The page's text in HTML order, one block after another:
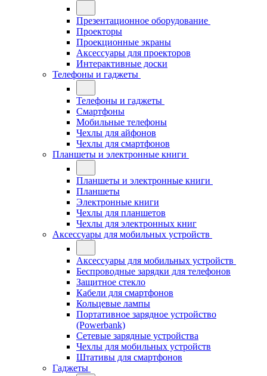
Презентационное оборудование
Проекторы
Проекционные экраны
Аксессуары для проекторов
Интерактивные доски
Телефоны и гаджеты
Телефоны и гаджеты
Смартфоны
Мобильные телефоны
Чехлы для айфонов
Чехлы для смартфонов
Планшеты и электронные книги
Планшеты и электронные книги
Планшеты
Электронные книги
Чехлы для планшетов
Чехлы для электронных книг
Аксессуары для мобильных устройств
Аксессуары для мобильных устройств
Беспроводные зарядки для телефонов
Защитное стекло
Кабели для смартфонов
Кольцевые лампы
Портативное зарядное устройство
(Powerbank)
Сетевые зарядные устройства
Чехлы для мобильных устройств
Штативы для смартфонов
Гаджеты